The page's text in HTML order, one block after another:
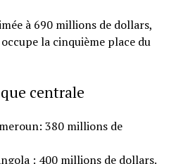
à 690 millions de dollars,
la cinquième place du
centrale
380 millions de
: 400 millions de dollars.